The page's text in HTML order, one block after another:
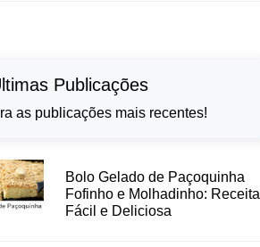
Publicações
as publicações mais recentes!
Bolo Gelado de Paçoquinha
Fofinho e Molhadinho: Receita
Fácil e Deliciosa